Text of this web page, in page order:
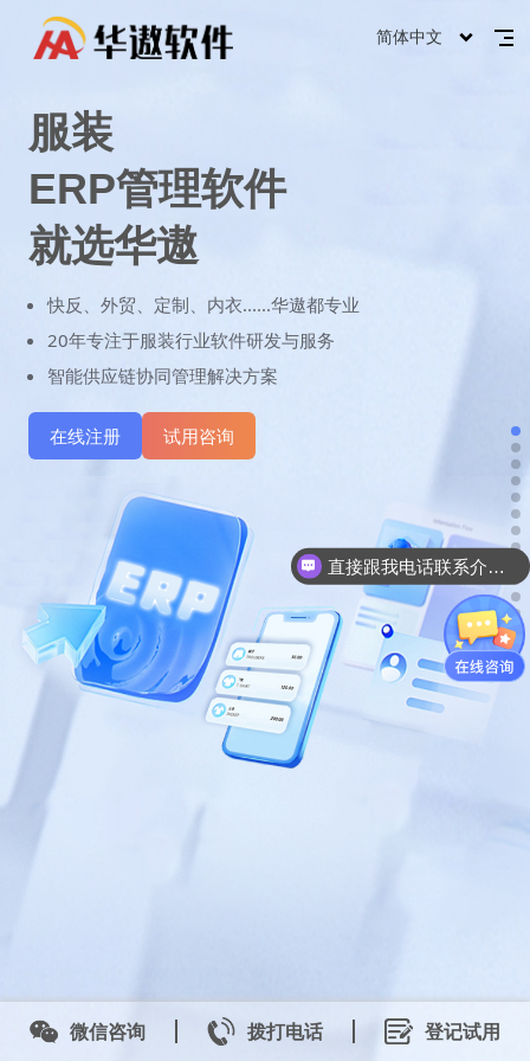
简体中文
服装
ERP管理软件
就选华遨
快反、外贸、定制、内衣......华遨都专业
20年专注于服装行业软件研发与服务
智能供应链协同管理解决方案
在线注册 试用咨询
微信咨询 拨打电话 登记试用